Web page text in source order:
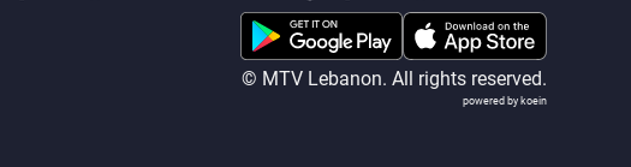
© MTV Lebanon. All rights reserved.
powered by koein